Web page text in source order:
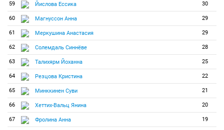
59 Йислова Ессика 30
60 Магнуссон Анна 29
61 Меркушина Анастасия 29
62 Солемдаль Синнёве 28
63 Талихярм Йоханна 25
64 Резцова Кристина 22
65 Минккинен Суви 21
66 Хеттих-Вальц Янина 20
67 Фролина Анна 19